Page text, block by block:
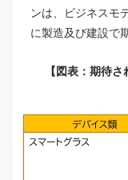
ンは、ビジネスモ
に製造及び建設で
【図表：期待